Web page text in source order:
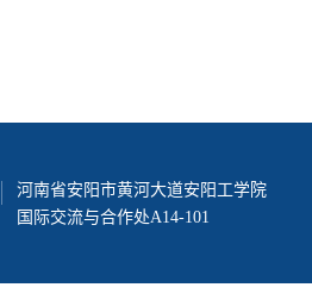
河南省安阳市黄河大道安阳工学院
国际交流与合作处A14-101